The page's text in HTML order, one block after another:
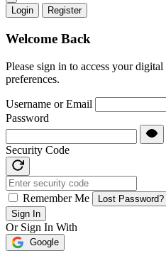
Login Register
Welcome Back
Please sign in to access your
preferences.
Username or Email
Password
Security Code
Remember Me
Lost Password?
Sign In
Or Sign In With
Google